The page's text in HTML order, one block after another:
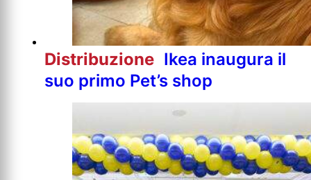
Distribuzione Ikea inaugura il
suo primo Pet’s shop